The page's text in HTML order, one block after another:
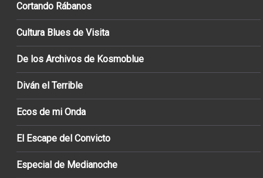
Cortando Rábanos
Cultura Blues de Visita
De los Archivos de Kosmoblue
Diván el Terrible
Ecos de mi Onda
El Escape del Convicto
Especial de Medianoche